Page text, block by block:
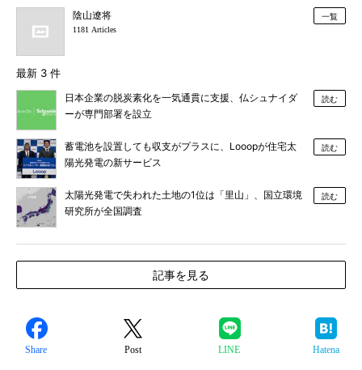
陰山遼将
1181 Articles
一覧
最新 3 件
日本企業の脱炭素化を一気通貫に支援、仏シュナイダ
ーが専門部署を設立
読む
蓄電池を設置しても収支がプラスに、Looopが住宅太
陽光発電の新サービス
読む
太陽光発電で失われた土地の1位は「里山」、国立環境
研究所が全国調査
読む
記事を見る
Share Post LINE Hatena